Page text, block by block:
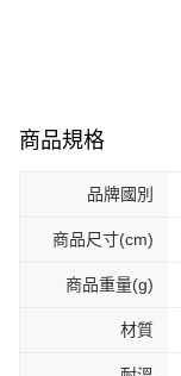
商品規格
品牌國別
商品尺寸(cm)
商品重量(g)
材質